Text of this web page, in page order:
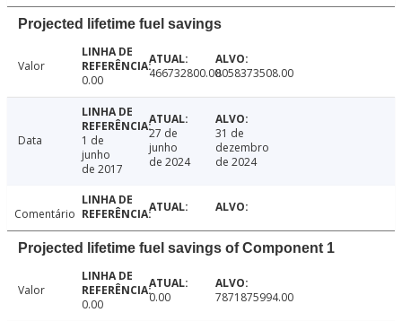
Projected lifetime fuel savings
Valor
0.00
466732800.008058373508.00
Data
1 de
junho
de 2017
27 de
junho
de 2024
31 de
dezembro
de 2024
Comentário
Projected lifetime fuel savings of Component 1
Valor
0.00
0.00 7871875994.00